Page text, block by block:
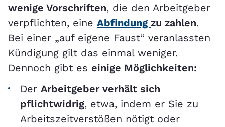
wenige Vorschriften, die den Arbeitgeber
verpflichten, eine Abfindung zu zahlen.
Bei einer „auf eigene Faust“ veranlassten
Kündigung gilt das einmal weniger.
Dennoch gibt es einige Möglichkeiten:
Der Arbeitgeber verhält sich
pflichtwidrig, etwa, indem er Sie zu
Arbeitszeitverstößen nötigt oder